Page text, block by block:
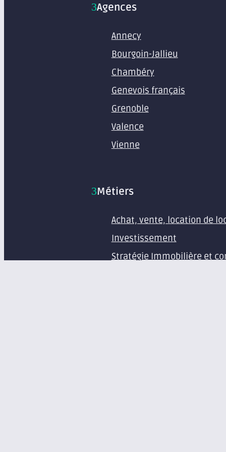
Agences
Annecy
Bourgoin-Jallieu
Chambéry
Genevois français
Grenoble
Valence
Vienne
Métiers
Achat, vente, location de
Investissement
Stratégie Immobilière et